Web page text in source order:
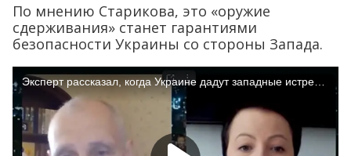
По мнению Старикова, это «оружие
сдерживания» станет гарантиями
безопасности Украины со стороны Запада.